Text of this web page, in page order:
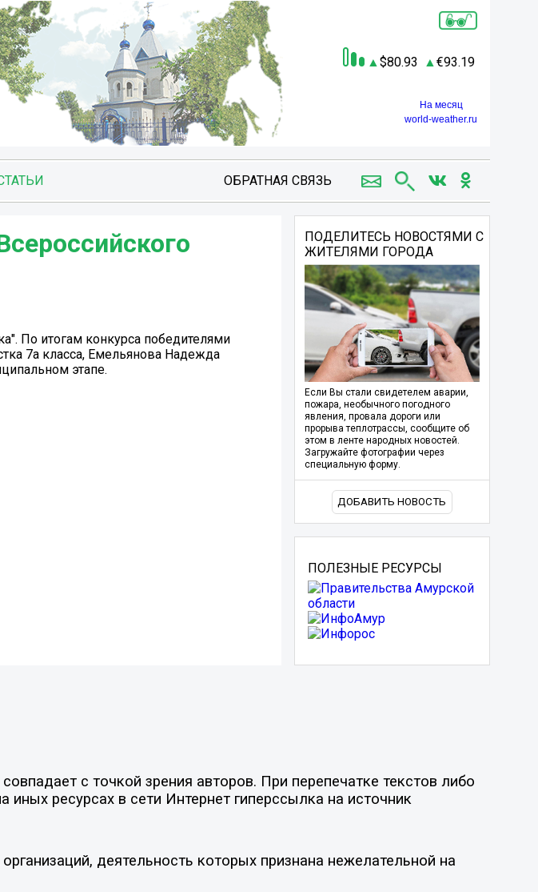
80.93 93.19
На месяц
world-weather.ru
ОБРАТНАЯ СВЯЗЬ
По итогам конкурса победителями
7а класса, Емельянова Надежда
этапе.
ПОДЕЛИТЕСЬ НОВОСТЯМИ С
ЖИТЕЛЯМИ ГОРОДА
Если Вы стали свидетелем аварии,
пожара, необычного погодного
явления, провала дороги или
прорыва теплотрассы, сообщите об
этом в ленте народных новостей.
Загружайте фотографии через
специальную форму.
ДОБАВИТЬ НОВОСТЬ
ПОЛЕЗНЫЕ РЕСУРСЫ
с точкой зрения авторов. При перепечатке текстов либо
ресурсах в сети Интернет гиперссылка на источник
деятельность которых признана нежелательной на